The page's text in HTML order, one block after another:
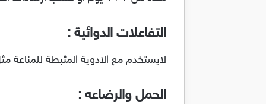
التفاعلات الدوائية :
لايستخدم مع الادوية المثبطة للمناعة
الحمل والرضاعه :